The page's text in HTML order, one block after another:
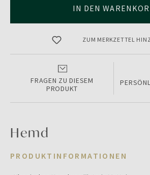
IN DEN
ZUM MERKZETTEL
FRAGEN ZU DIESEM
PRODUKT
Hemd
PRODUKTINFORMATIONEN